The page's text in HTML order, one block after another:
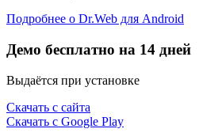
Подробнее о Dr.Web для Android
Демо бесплатно на 14 дней
Выдаётся при установке
Скачать с сайта
Скачать с Google Play